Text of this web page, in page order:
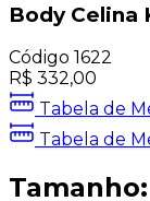
Body Celina
Código 1622
R$ 332,00
Tabela de
Tabela de
Tamanho: